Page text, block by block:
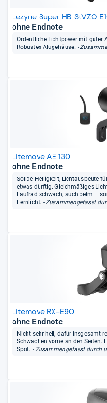
Lezyne Super HB StVZO
ohne Endnote
Ordentliche Lichtpower mit guter
Robustes Alugehäuse. -
Litemove AE 130
ohne Endnote
Solide Helligkeit, Lichtausbeute
etwas dürftig. Gleichmäßiges
Laufrad schwach, auch beim –
Fernlicht. - Zusammengefasst
Litemove RX-E90
ohne Endnote
Nicht sehr hell, dafür insgesamt
Schwächen vorne an den Seiten.
Spot. - Zusammengefasst durch